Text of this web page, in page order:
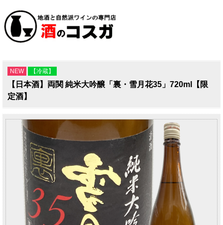
NEW 【冷蔵】
【日本酒】両関 純米大吟醸「裏・雪月花35」720ml【限
定酒】